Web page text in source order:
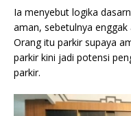
Ia menyebut logika
aman, sebetulnya
Orang itu parkir supaya
parkir kini jadi potensi
parkir.